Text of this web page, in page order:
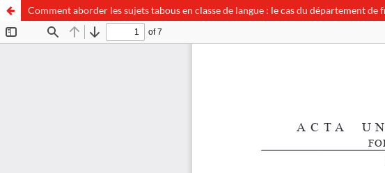
Comment aborder les sujets tabous en classe de langue : le cas du département